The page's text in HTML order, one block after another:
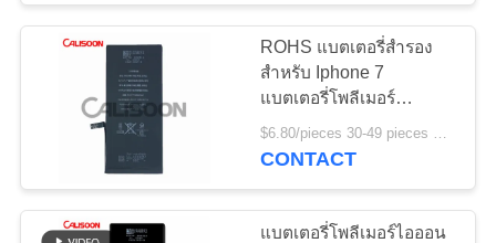
แผนผัง
เว็บไซต์
PRIVACY
POLICY
ROHS แบตเตอรี่สํารอง
สําหรับ Iphone 7
แบตเตอรี่โพลีเมอร์
ลิตিয়ামไอออน 3.8V
$6.80/pieces 30-49 pieces MOQ:30 ชิ้น
CONTACT
แบตเตอรี่โพลีเมอร์ไอออน